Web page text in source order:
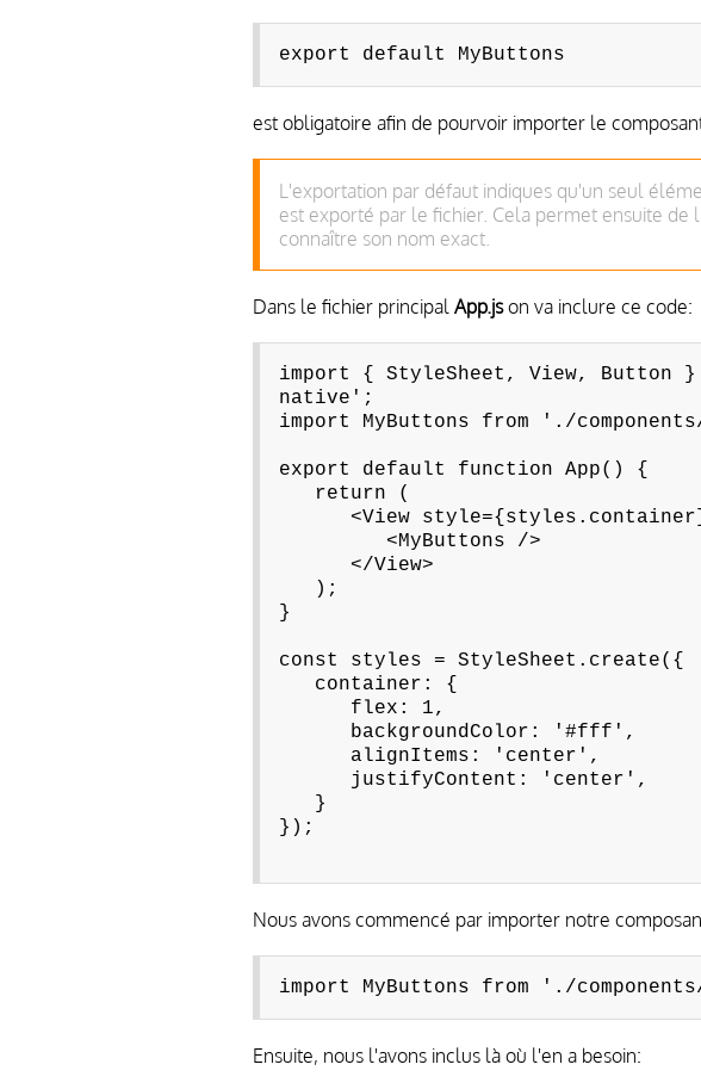
export default MyButtons
est obligatoire afin de pourvoir importer le
L'exportation par défaut indiques qu'un seul
est exporté par le fichier. Cela permet ensuite de
connaître son nom exact.
Dans le fichier principal App.json va inclure ce code:
import { StyleSheet, View, Button
native';
import MyButtons from './
export default function App() {
return (
<View
<MyButtons />
</View>
);
}
const styles = StyleSheet.create({
container: {
flex: 1,
backgroundColor: '#fff',
alignItems: 'center',
justifyContent: 'center',
}
});
Nous avons commencé par importer notre
import MyButtons from './
Ensuite, nous l'avons inclus là où l'en a besoin: